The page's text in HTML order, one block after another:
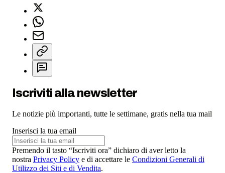
Iscriviti alla newsletter
Le notizie più importanti, tutte le settimane, gratis nella tua mail
Inserisci la tua email
Premendo il tasto “Iscriviti ora” dichiaro di aver letto la
nostra Privacy Policy e di accettare le Condizioni Generali di
Utilizzo dei Siti e di Vendita.